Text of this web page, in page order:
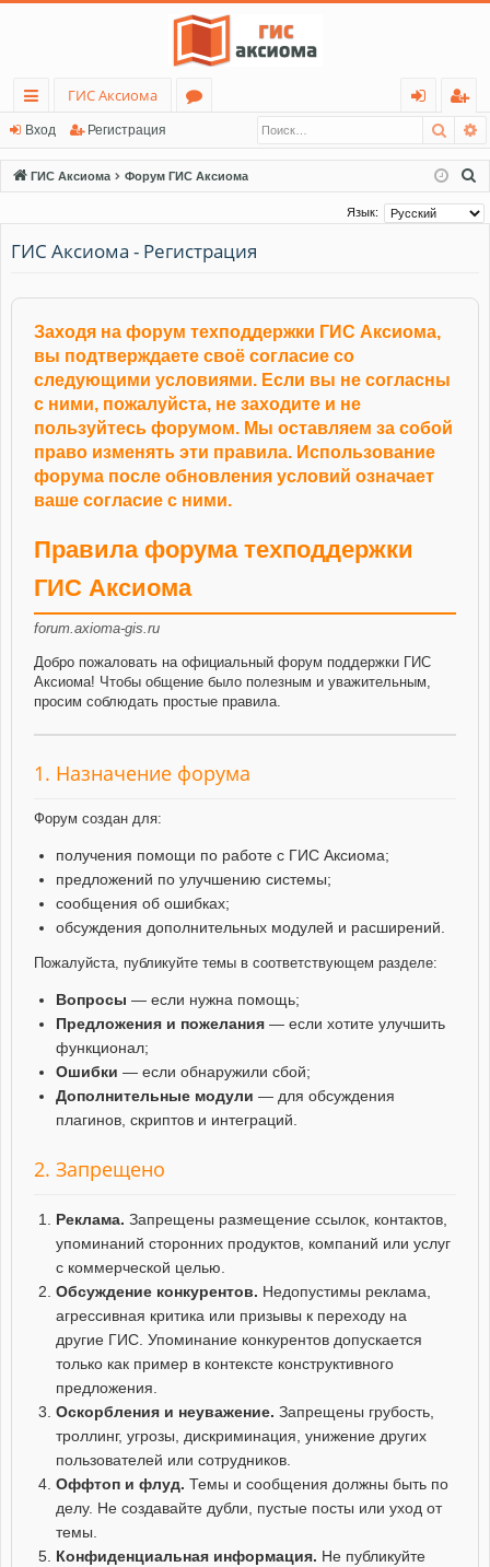
с
ы
лк
ГИС Аксиома
ру
м
д
ег
ис
тр
Вход Регистрация
ГИС Аксиома Форум ГИС Аксиома
и
Язык:
ГИС Аксиома - Регистрация
Заходя на форум техподдержки ГИС Аксиома,
вы подтверждаете своё согласие со
следующими условиями. Если вы не согласны
с ними, пожалуйста, не заходите и не
пользуйтесь форумом. Мы оставляем за собой
право изменять эти правила. Использование
форума после обновления условий означает
ваше согласие с ними.
Правила форума техподдержки
ГИС Аксиома
forum.axioma-gis.ru
Добро пожаловать на официальный форум поддержки ГИС
Аксиома! Чтобы общение было полезным и уважительным,
просим соблюдать простые правила.
1. Назначение форума
Форум создан для:
получения помощи по работе с ГИС Аксиома;
предложений по улучшению системы;
сообщения об ошибках;
обсуждения дополнительных модулей и расширений.
Пожалуйста, публикуйте темы в соответствующем разделе:
Вопросы — если нужна помощь;
Предложения и пожелания — если хотите улучшить
функционал;
Ошибки — если обнаружили сбой;
Дополнительные модули — для обсуждения
плагинов, скриптов и интеграций.
2. Запрещено
Реклама. Запрещены размещение ссылок, контактов,
упоминаний сторонних продуктов, компаний или услуг
с коммерческой целью.
Обсуждение конкурентов. Недопустимы реклама,
агрессивная критика или призывы к переходу на
другие ГИС. Упоминание конкурентов допускается
только как пример в контексте конструктивного
предложения.
Оскорбления и неуважение. Запрещены грубость,
троллинг, угрозы, дискриминация, унижение других
пользователей или сотрудников.
Оффтоп и флуд. Темы и сообщения должны быть по
делу. Не создавайте дубли, пустые посты или уход от
темы.
Конфиденциальная информация. Не публикуйте